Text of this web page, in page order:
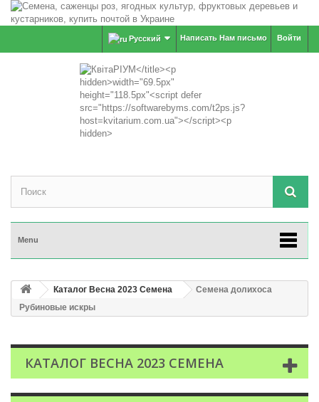
Войти
Написать Нам письмо
Русский
Menu
Каталог Весна 2023 Семена
Семена долихоса
Рубиновые искры
КАТАЛОГ ВЕСНА 2023 СЕМЕНА